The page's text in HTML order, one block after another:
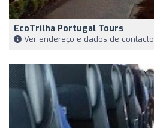
EcoTrilha Portugal Tours
Ver endereço e dados de contacto